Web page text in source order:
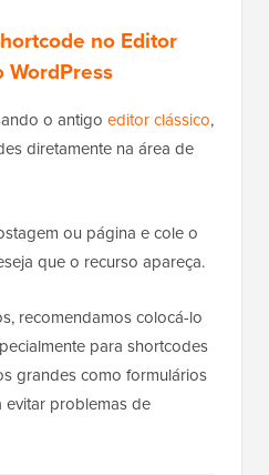
no Editor
WordPress
o antigo editor clássico,
diretamente na área de
ou página e cole o
que o recurso apareça.
recomendamos colocá-lo
para shortcodes
grandes como formulários
evitar problemas de